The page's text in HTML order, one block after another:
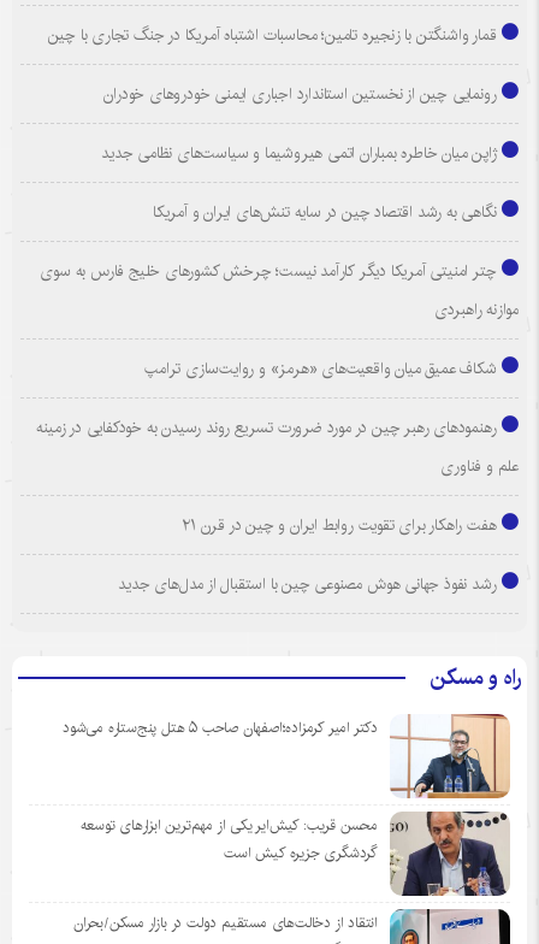
قمار واشنگتن با زنجیره تامین؛ محاسبات اشتباه آمریکا در جنگ تجاری با چین
رونمایی چین از نخستین استاندارد اجباری ایمنی خودروهای خودران
ژاپن میان خاطره بمباران اتمی هیروشیما و سیاست‌های نظامی جدید
نگاهی به رشد اقتصاد چین در سایه تنش‌های ایران و آمریکا
چتر امنیتی آمریکا دیگر کارآمد نیست؛ چرخش کشورهای خلیج فارس به سوی
موازنه راهبردی
شکاف عمیق میان واقعیت‌های «هرمز» و روایت‌سازی ترامپ
رهنمودهای رهبر چین در مورد ضرورت تسریع روند رسیدن به خودکفایی در زمینه
علم و فناوری
هفت راهکار برای تقویت روابط ایران و چین در قرن ۲۱
رشد نفوذ جهانی هوش مصنوعی چین با استقبال از مدل‌های جدید
راه و مسکن
دکتر امیر کرمزاده؛اصفهان صاحب ۵ هتل پنج‌ستاره می‌شود
محسن قریب: کیش‌ایر یکی از مهم‌ترین ابزارهای توسعه
گردشگری جزیره کیش است
انتقاد از دخالت‌های مستقیم دولت در بازار مسکن/بحران